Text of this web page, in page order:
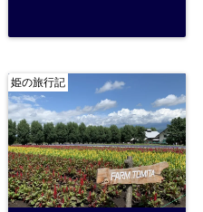
姫の旅行記